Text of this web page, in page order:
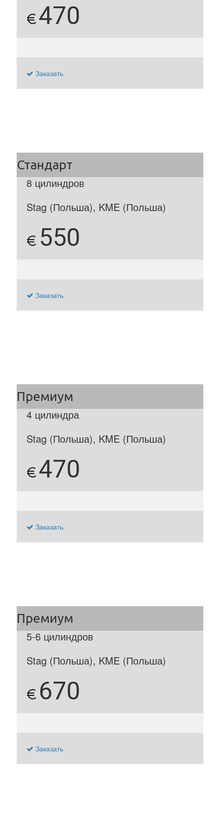
€470
Заказать
8 цилиндров
Stag (Польша), KME (Польша)
€ 550
Заказать
4 цилиндра
Stag (Польша), KME (Польша)
€470
Заказать
5-6 цилиндров
Stag (Польша), KME (Польша)
€ 670
Заказать